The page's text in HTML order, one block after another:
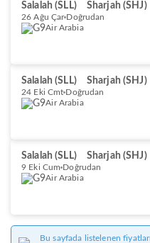
Salalah (SLL) Sharjah (SHJ)
26 Ağu Çar Doğrudan
Air Arabia
Salalah (SLL) Sharjah (SHJ)
24 Eki Cmt Doğrudan
Air Arabia
Salalah (SLL) Sharjah (SHJ)
9 Eki Cum Doğrudan
Air Arabia
Bu sayfada listelenen